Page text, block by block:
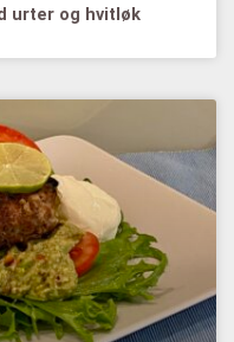
urter og hvitløk